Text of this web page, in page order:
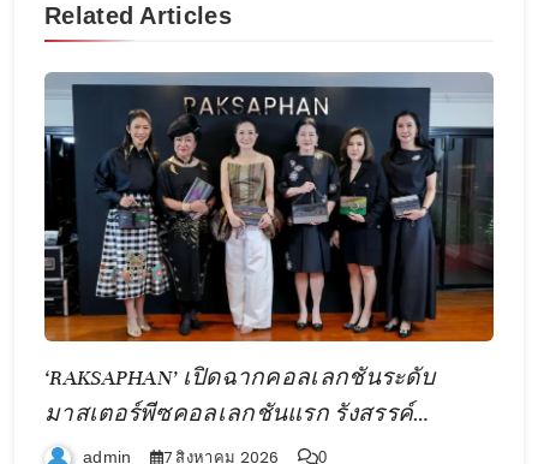
Related Articles
‘RAKSAPHAN’ เปิดฉากคอลเลกชันระดับ
มาสเตอร์พีซคอลเลกชันแรก รังสรรค์
“ผ้าลายน้ำไหล” สู่ชิ้นงานศิลปะสะสมสุดลิมิ
admin 7 สิงหาคม 2026 0